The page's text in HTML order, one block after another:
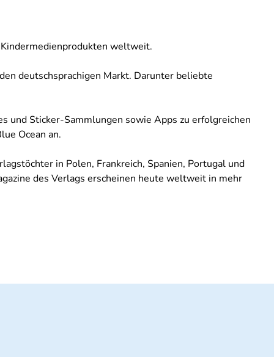
weltweit.
deutschsprachigen Markt. Darunter beliebte
und Sticker-Sammlungen sowie Apps zu erfolgreichen
Ocean an.
in Polen, Frankreich, Spanien, Portugal und
des Verlags erscheinen heute weltweit in mehr